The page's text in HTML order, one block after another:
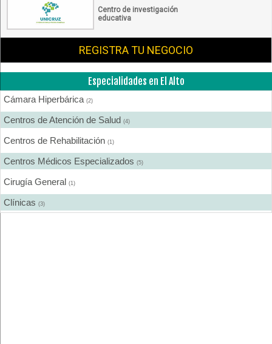
Centro de investigación
educativa
REGISTRA TU NEGOCIO
Especialidades en El Alto
Cámara Hiperbárica (2)
Centros de Atención de Salud (4)
Centros de Rehabilitación (1)
Centros Médicos Especializados (5)
Cirugía General (1)
Clínicas (3)